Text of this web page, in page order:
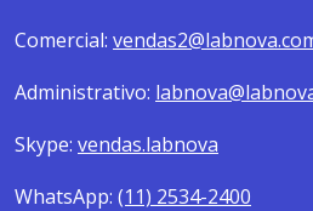
Comercial:
Administrativo:
Skype: vendas.labnova
WhatsApp: (11) 2534-2400